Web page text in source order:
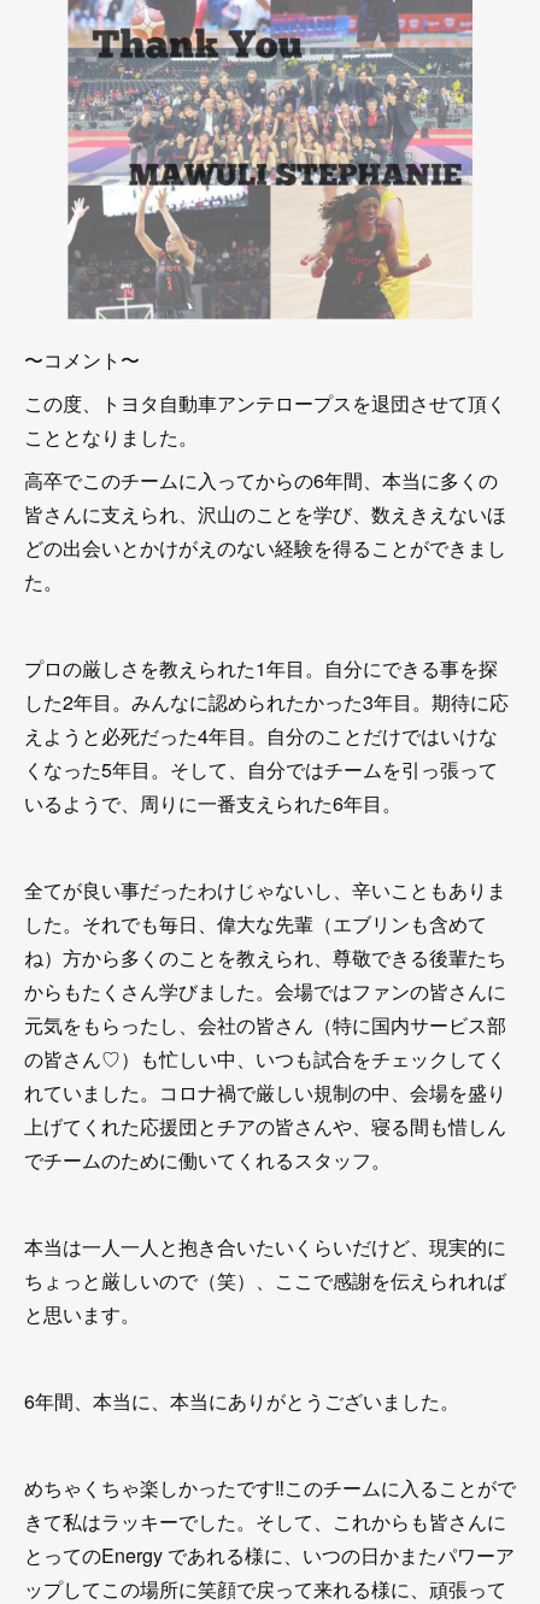
〜コメント〜
この度、トヨタ自動車アンテロープスを退団させて頂く
こととなりました。
高卒でこのチームに入ってからの6年間、本当に多くの
皆さんに支えられ、沢山のことを学び、数えきえないほ
どの出会いとかけがえのない経験を得ることができまし
た。
プロの厳しさを教えられた1年目。自分にできる事を探
した2年目。みんなに認められたかった3年目。期待に応
えようと必死だった4年目。自分のことだけではいけな
くなった5年目。そして、自分ではチームを引っ張って
いるようで、周りに一番支えられた6年目。
全てが良い事だったわけじゃないし、辛いこともありま
した。それでも毎日、偉大な先輩（エブリンも含めて
ね）方から多くのことを教えられ、尊敬できる後輩たち
からもたくさん学びました。会場ではファンの皆さんに
元気をもらったし、会社の皆さん（特に国内サービス部
の皆さん♡）も忙しい中、いつも試合をチェックしてく
れていました。コロナ禍で厳しい規制の中、会場を盛り
上げてくれた応援団とチアの皆さんや、寝る間も惜しん
でチームのために働いてくれるスタッフ。
本当は一人一人と抱き合いたいくらいだけど、現実的に
ちょっと厳しいので（笑）、ここで感謝を伝えられれば
と思います。
6年間、本当に、本当にありがとうございました。
めちゃくちゃ楽しかったです‼︎このチームに入ることがで
きて私はラッキーでした。そして、これからも皆さんに
とってのEnergy であれる様に、いつの日かまたパワーア
ップしてこの場所に笑顔で戻って来れる様に、頑張って